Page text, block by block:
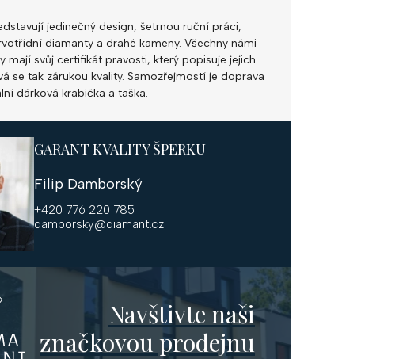
jedinečný design, šetrnou ruční práci,
diamanty a drahé kameny. Všechny námi
mají svůj certifikát pravosti, který popisuje jejich
se tak zárukou kvality. Samozřejmostí je doprava
dárková krabička a taška.
GARANT KVALITY ŠPERKU
Filip Damborský
+420 776 220 785
damborsky@diamant.cz
Navštivte naši
značkovou prodejnu